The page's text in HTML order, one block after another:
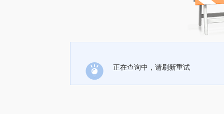
正在查询中，请刷新重试